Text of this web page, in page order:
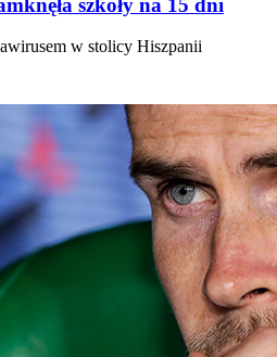
w stolicy Hiszpanii